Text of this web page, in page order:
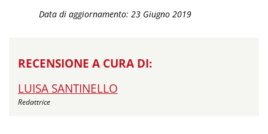
Data di aggiornamento: 23 Giugno 2019
RECENSIONE A CURA DI:
LUISA SANTINELLO
Redattrice